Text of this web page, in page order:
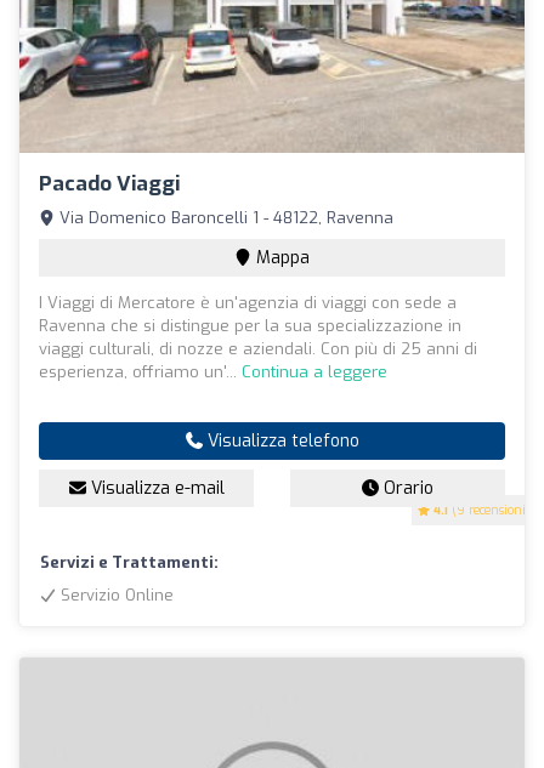
Pacado Viaggi
4.1 (9 recensioni)
Via Domenico Baroncelli 1 - 48122, Ravenna
Mappa
I Viaggi di Mercatore è un'agenzia di viaggi con sede a
Ravenna che si distingue per la sua specializzazione in
viaggi culturali, di nozze e aziendali. Con più di 25 anni di
esperienza, offriamo un'... Continua a leggere
Visualizza telefono
Visualizza e-mail Orario
Servizi e Trattamenti:
Servizio Online